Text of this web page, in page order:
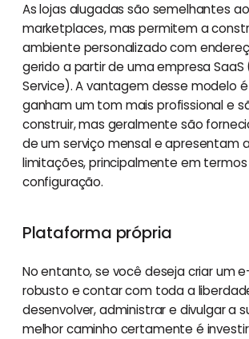
As lojas alugadas são semelhantes
marketplaces, mas permitem a
ambiente personalizado com
gerido a partir de uma empresa
Service). A vantagem desse modelo
ganham um tom mais profissional e
construir, mas geralmente são
de um serviço mensal e apresentam
limitações, principalmente em
configuração.
Plataforma própria
No entanto, se você deseja criar um
robusto e contar com toda a
desenvolver, administrar e divulgar a
melhor caminho certamente é